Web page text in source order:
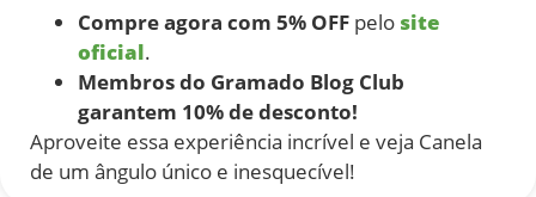
Compre agora com 5% OFF pelo site
oficial.
Membros do Gramado Blog Club
garantem 10% de desconto!
Aproveite essa experiência incrível e veja Canela
de um ângulo único e inesquecível!